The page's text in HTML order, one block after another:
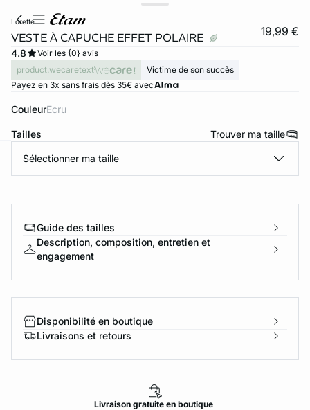
lorette
VESTE À CAPUCHE EFFET POLAIRE 19,99 €
4.8
Voir les {0} avis
product.wecaretext
Victime de son succès
Payez en 3x sans frais dès 35€ avec
Couleur ecru
Tailles Trouver ma taille
Sélectionner ma taille
Guide des tailles
Description, composition, entretien et
engagement
Disponibilité en boutique
Livraisons et retours
Livraisongratuiteen boutique